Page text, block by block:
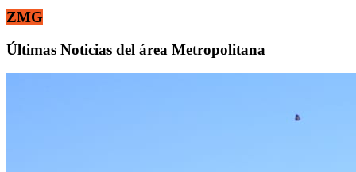
ZMG
Últimas Noticias del área Metropolitana